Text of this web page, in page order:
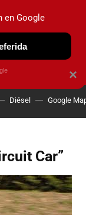
Diésel Google
Car”
×
en Google